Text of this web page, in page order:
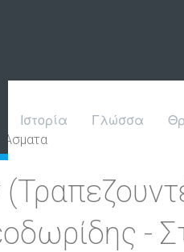
Ιστορία Γλώσσα
Άσματα
-